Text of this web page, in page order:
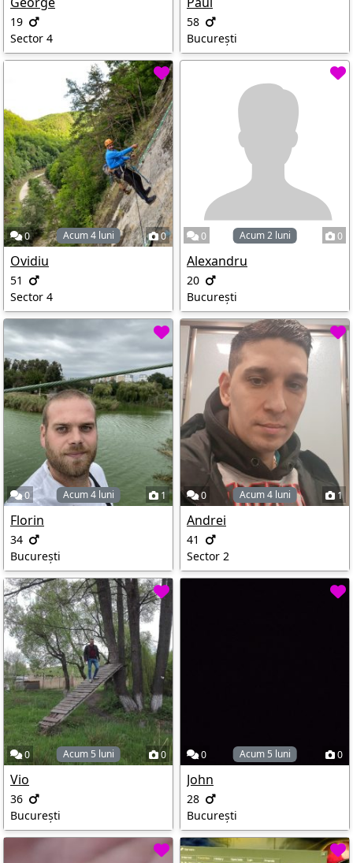
19
Sector 4
58
București
0 Acum 4 luni 0
Ovidiu
51
Sector 4
0 Acum 2 luni 0
Alexandru
20
București
0 Acum 4 luni 1
Florin
34
București
0 Acum 4 luni 1
Andrei
41
Sector 2
0 Acum 5 luni 0
Vio
36
București
0 Acum 5 luni 0
John
28
București